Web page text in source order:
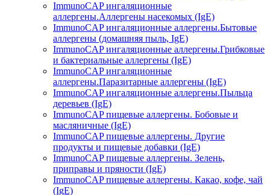
ImmunoCAP ингаляционные
аллергены.Аллергены насекомых (IgE)
ImmunoCAP ингаляционные аллергены.Бытовые
аллергены (домашняя пыль, IgЕ)
ImmunoCAP ингаляционные аллергены.Грибковые
и бактериальные аллергены (IgE)
ImmunoCAP ингаляционные
аллергены.Паразитарные аллергены (IgE)
ImmunoCAP ингаляционные аллергены.Пыльца
деревьев (IgE)
ImmunoCAP пищевые аллергены. Бобовые и
масляничные (IgE)
ImmunoCAP пищевые аллергены. Другие
продукты и пищевые добавки (IgE)
ImmunoCAP пищевые аллергены. Зелень,
приправы и пряности (IgE)
ImmunoCAP пищевые аллергены. Какао, кофе, чай
(IgE)